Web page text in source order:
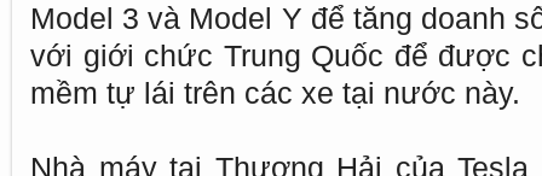
Model 3 và Model Y để tăng doanh
với giới chức Trung Quốc để được
mềm tự lái trên các xe tại nước này.
Nhà máy tại Thượng Hải của